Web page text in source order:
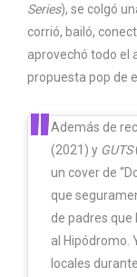
Series), se colgó
corrió, bailó,
aprovechó todo el
propuesta pop de
Además de
(2021) y GUTS
un cover de
que
de padres que
al Hipódromo.
locales